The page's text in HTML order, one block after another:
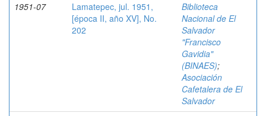
1951-07
Lamatepec, jul. 1951,
[época II, año XV], No.
202
Biblioteca
Nacional de El
Salvador
"Francisco
Gavidia"
(BINAES);
Asociación
Cafetalera de El
Salvador